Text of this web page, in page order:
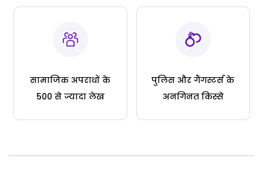
सामाजिक अपराधों के
500 से ज्यादा लेख
पुलिस और गैंगस्टर्स के
अनगिनत किस्से